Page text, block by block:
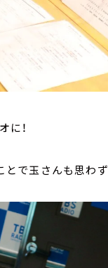
に！
で玉さんも思わず